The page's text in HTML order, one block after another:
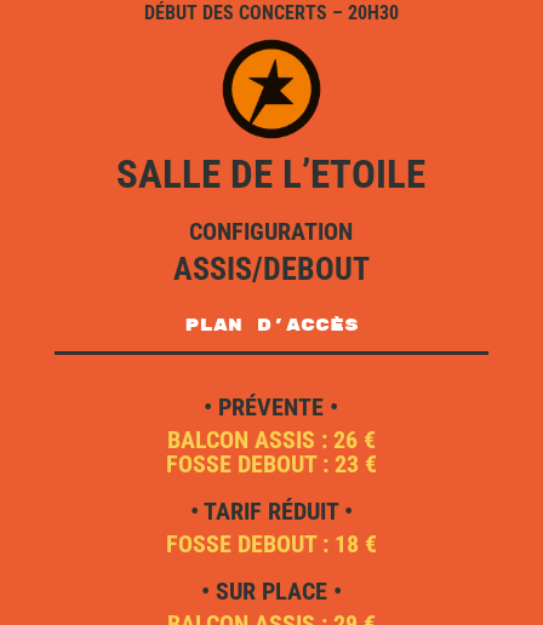
DÉBUT DES CONCERTS – 20H30
SALLE DE L’ETOILE
CONFIGURATION
ASSIS/DEBOUT
plan d'accès
• PRÉVENTE •
BALCON ASSIS : 26 €
FOSSE DEBOUT : 23 €
• TARIF RÉDUIT •
FOSSE DEBOUT : 18 €
• SUR PLACE •